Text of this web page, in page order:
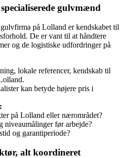
gulvmænd
på Lolland er kendskabet til
De er vant til at håndtere
og de logistiske udfordringer på
lokale referencer, kendskab til
kan betyde højere pris i
på Lolland eller nærområdet?
niveaumålinger før arbejde?
og garantiperiode?
alt koordineret